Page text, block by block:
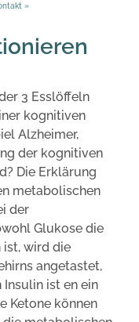
»
3 Esslöffeln
kognitiven
Alzheimer,
der kognitiven
Die Erklärung
metabolischen
der
Glukose die
ist, wird die
angetastet,
Insulin ist en ein
Ketone können